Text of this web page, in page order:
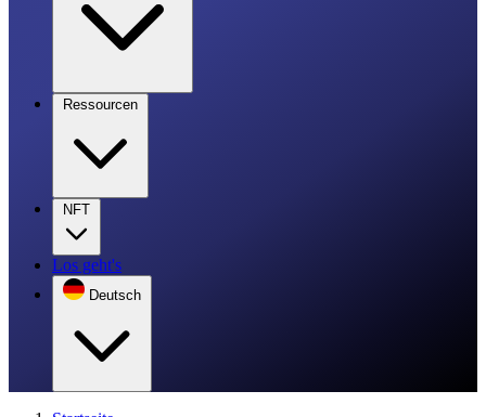
Ressourcen
NFT
Los geht's
Deutsch